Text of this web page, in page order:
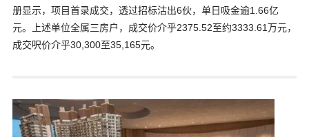
册显示，项目首录成交，透过招标沽出6伙，单日吸金逾1.66亿
元。上述单位全属三房户，成交价介乎2375.52至约3333.61万元，
成交呎价介乎30,300至35,165元。